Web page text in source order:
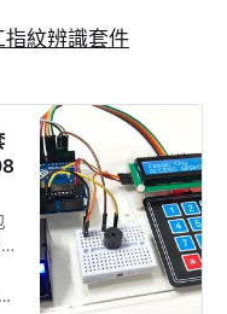
紋辨識套件
、ESP32的專家，創客的好朋友